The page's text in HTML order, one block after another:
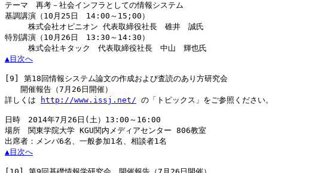
テーマ　再考－社会インフラとしての情報システム
基調講演（10月25日　14:00～15;00）
株式会社オピニオン 代表取締役社長　碓井　誠氏
特別講演（10月26日　13:30～14:30）
▲目次へ
[9]
第18回情報システム論文の作成および査読のあり方研究会
開催報告（7月26日開催）
詳しくは
http://www.issj.net/ の「トピックス」をご参照ください。
日時　2014年7月26日(土）13:00～16:00
場所　関東学院大学 KGU関内メディアセンター 806教室
▲目次へ